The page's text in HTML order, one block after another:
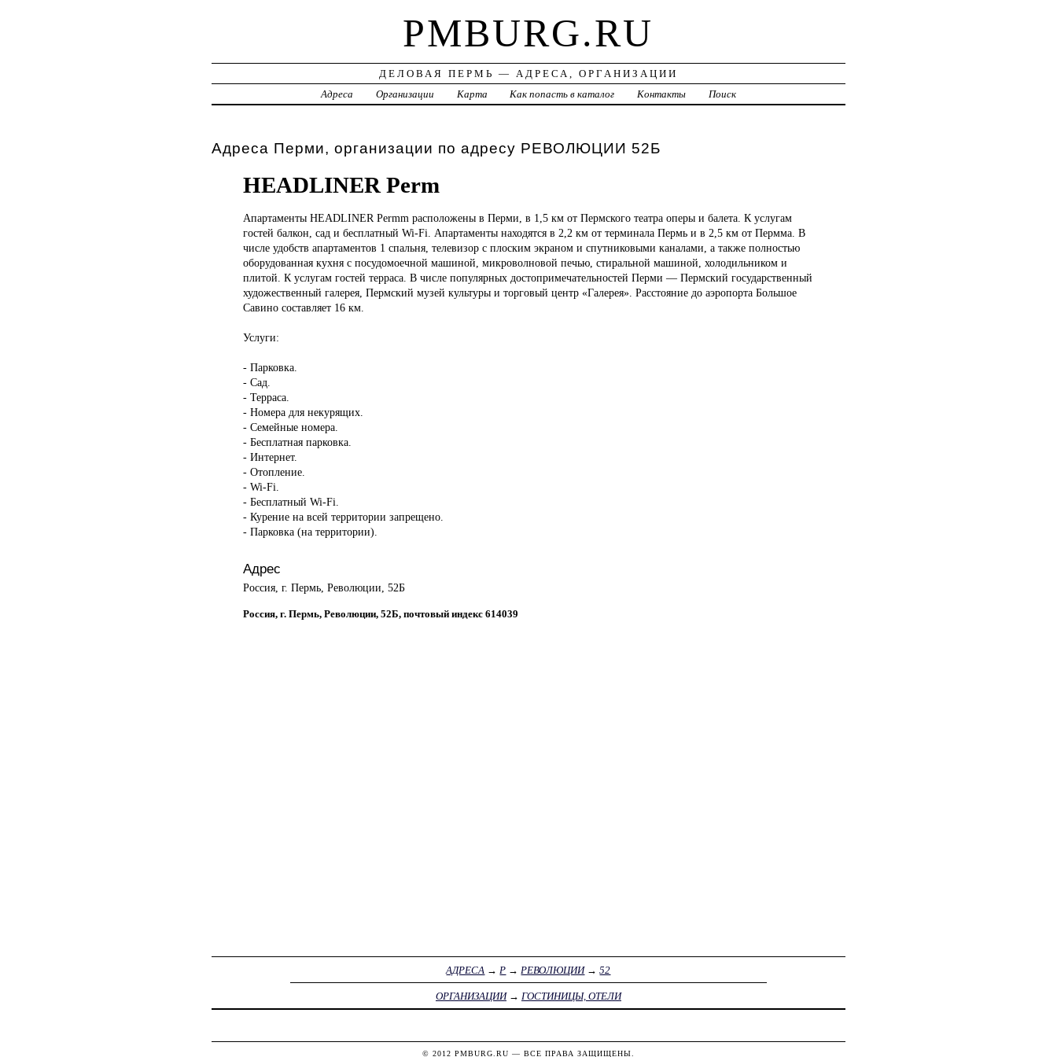
PMBURG.RU
ДЕЛОВАЯ ПЕРМЬ — АДРЕСА, ОРГАНИЗАЦИИ
Адреса
Организации Карта Как попасть в каталог Контакты Поиск
Адреса Перми, организации по адресу РЕВОЛЮЦИИ 52Б
HEADLINER Perm
Апартаменты HEADLINER Permm расположены в Перми, в 1,5 км от Пермского театра оперы и балета. К услугам
гостей балкон, сад и бесплатный Wi-Fi. Апартаменты находятся в 2,2 км от терминала Пермь и в 2,5 км от Пермма. В
числе удобств апартаментов 1 спальня, телевизор с плоским экраном и спутниковыми каналами, а также полностью
оборудованная кухня с посудомоечной машиной, микроволновой печью, стиральной машиной, холодильником и
плитой. К услугам гостей терраса. В числе популярных достопримечательностей Перми — Пермский государственный
художественный галерея, Пермский музей культуры и торговый центр «Галерея». Расстояние до аэропорта Большое
Савино составляет 16 км.
Услуги:
- Парковка.
- Сад.
- Терраса.
- Номера для некурящих.
- Семейные номера.
- Бесплатная парковка.
- Интернет.
- Отопление.
- Wi-Fi.
- Бесплатный Wi-Fi.
- Курение на всей территории запрещено.
- Парковка (на территории).
Адрес
Россия, г. Пермь, Революции, 52Б
Россия, г. Пермь, Революции, 52Б, почтовый индекс 614039
АДРЕСА → Р → РЕВОЛЮЦИИ→52
ОРГАНИЗАЦИИ→ ГОСТИНИЦЫ, ОТЕЛИ
© 2012 PMBURG.RU — ВСЕ ПРАВА ЗАЩИЩЕНЫ.